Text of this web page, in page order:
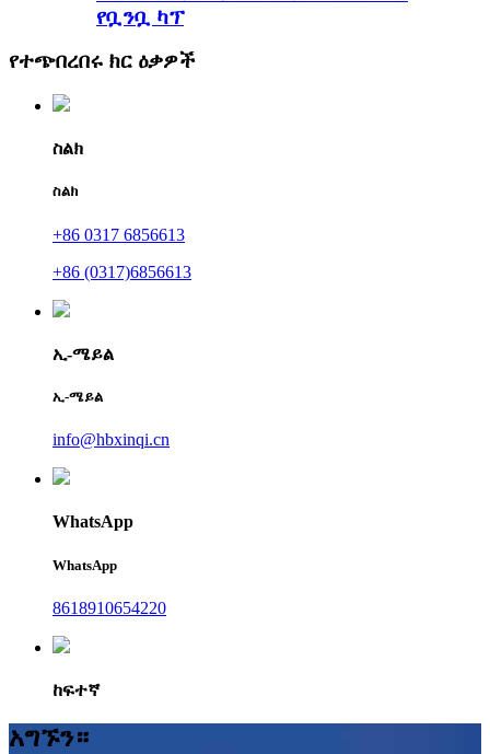
የቧንቧ ካፕ
የተጭበረበሩ ክር ዕቃዎች
ስልክ
ስልክ
+86 0317 6856613
+86 (0317)6856613
ኢ-ሜይል
ኢ-ሜይል
info@hbxinqi.cn
WhatsApp
WhatsApp
8618910654220
ከፍተኛ
አግኙን።